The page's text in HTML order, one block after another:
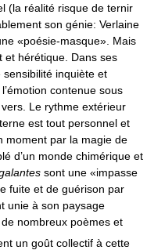
(la réalité risque de ternir
son génie: Verlaine
«poésie-masque». Mais
et hérétique. Dans ses
inquiète et
contenue sous
Le rythme extérieur
est tout personnel et
moment par la magie de
d’un monde chimérique et
sont une «impasse
fuite et de guérison par
unie à son paysage
nombreux poèmes et
un goût collectif à cette